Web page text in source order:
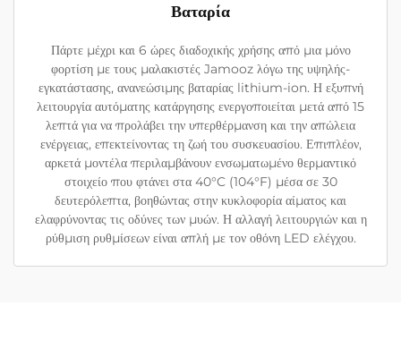
Βαταρία
Πάρτε μέχρι και 6 ώρες διαδοχικής χρήσης από μια μόνο
φορτίση με τους μαλακιστές Jamooz λόγω της υψηλής-
εγκατάστασης, ανανεώσιμης βαταρίας lithium-ion. Η εξυπνή
λειτουργία αυτόματης κατάργησης ενεργοποιείται μετά από 15
λεπτά για να προλάβει την υπερθέρμανση και την απώλεια
ενέργειας, επεκτείνοντας τη ζωή του συσκευασίου. Επιπλέον,
αρκετά μοντέλα περιλαμβάνουν ενσωματωμένο θερμαντικό
στοιχείο που φτάνει στα 40°C (104°F) μέσα σε 30
δευτερόλεπτα, βοηθώντας στην κυκλοφορία αίματος και
ελαφρύνοντας τις οδύνες των μυών. Η αλλαγή λειτουργιών και η
ρύθμιση ρυθμίσεων είναι απλή με τον οθόνη LED ελέγχου.